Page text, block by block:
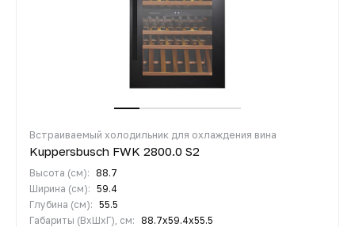
Встраиваемый холодильник для охлаждения вина
Kuppersbusch FWK 2800.0 S2
Высота (см):
88.7
Ширина (см): 59.4
Глубина (см): 55.5
Габариты (ВхШхГ), см:
88.7x59.4x55.5